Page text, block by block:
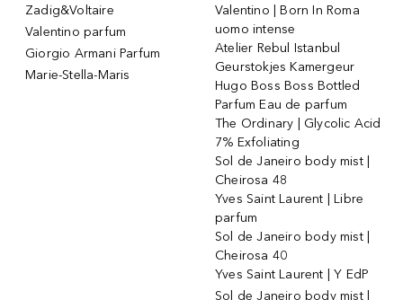
Zadig&Voltaire
Valentino parfum
Giorgio Armani Parfum
Marie-Stella-Maris
Valentino | Born In Roma
uomo intense
Atelier Rebul Istanbul
Geurstokjes Kamergeur
Hugo Boss Boss Bottled
Parfum Eau de parfum
The Ordinary | Glycolic Acid
7% Exfoliating
Sol de Janeiro body mist |
Cheirosa 48
Yves Saint Laurent | Libre
parfum
Sol de Janeiro body mist |
Cheirosa 40
Yves Saint Laurent | Y EdP
Sol de Janeiro body mist |